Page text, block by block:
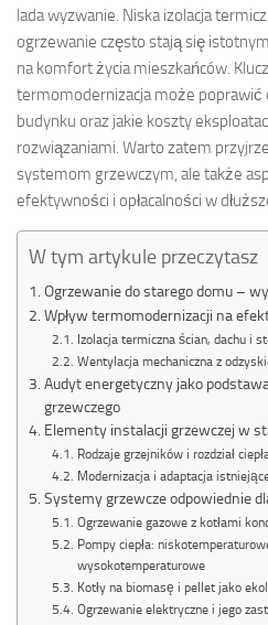
lada wyzwanie. Niska izolacja
ogrzewanie często stają się
na komfort życia mieszkańców.
termomodernizacja może
budynku oraz jakie koszty
rozwiązaniami. Warto zatem
systemom grzewczym, ale także
efektywności i opłacalności w
W tym artykule przeczytasz
Ogrzewanie do starego domu –
Wpływ termomodernizacji na
Izolacja termiczna ścian, dachu i
Wentylacja mechaniczna z
Audyt energetyczny jako
grzewczego
Elementy instalacji grzewczej w
Rodzaje grzejników i rozdział
Modernizacja i adaptacja
Systemy grzewcze odpowiednie
Ogrzewanie gazowe z kotłami
Pompy ciepła:
wysokotemperaturowe
Kotły na biomasę i pellet jako
Ogrzewanie elektryczne i jego